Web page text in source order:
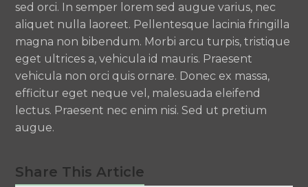
sed orci. In semper lorem sed augue varius, nec
aliquet nulla laoreet. Pellentesque lacinia fringilla
magna non bibendum. Morbi arcu turpis, tristique
eget ultrices a, vehicula id mauris. Praesent
vehicula non orci quis ornare. Donec ex massa,
efficitur eget neque vel, malesuada eleifend
lectus. Praesent nec enim nisi. Sed ut pretium
augue.
Share This Article